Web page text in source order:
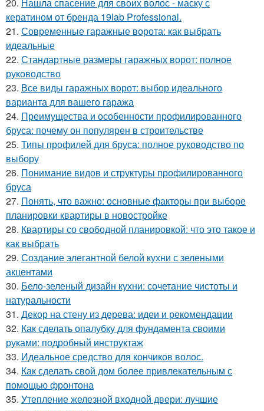
кератином от бренда 19lab Professional.
21. Современные гаражные ворота: как выбрать
идеальные
22. Стандартные размеры гаражных ворот: полное
руководство
23. Все виды гаражных ворот: выбор идеального
варианта для вашего гаража
24. Преимущества и особенности профилированного
бруса: почему он популярен в строительстве
25. Типы профилей для бруса: полное руководство по
выбору
26. Понимание видов и структуры профилированного
бруса
27. Понять, что важно: основные факторы при выборе
планировки квартиры в новостройке
28. Квартиры со свободной планировкой: что это такое и
как выбрать
29. Создание элегантной белой кухни с зелеными
акцентами
30. Бело-зеленый дизайн кухни: сочетание чистоты и
натуральности
31. Декор на стену из дерева: идеи и рекомендации
32. Как сделать опалубку для фундамента своими
руками: подробный инструктаж
33. Идеальное средство для кончиков волос.
34. Как сделать свой дом более привлекательным с
помощью фронтона
35. Утепление железной входной двери: лучшие